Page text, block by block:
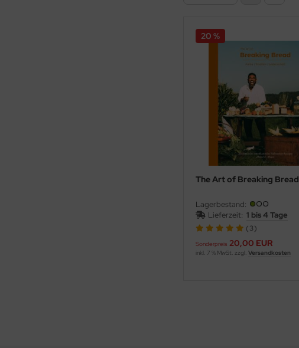
The Art of Breaking Bread
Lagerbestand:
Lieferzeit: 1 bis 4 Tage
(3)
Sonderpreis 20,00 EUR
20 %
inkl. 7 % MwSt. zzgl. Versandkosten